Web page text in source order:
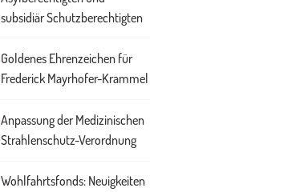
subsidiär Schutzberechtigten
Goldenes Ehrenzeichen für
Frederick Mayrhofer-Krammel
Anpassung der Medizinischen
Strahlenschutz-Verordnung
Wohlfahrtsfonds: Neuigkeiten